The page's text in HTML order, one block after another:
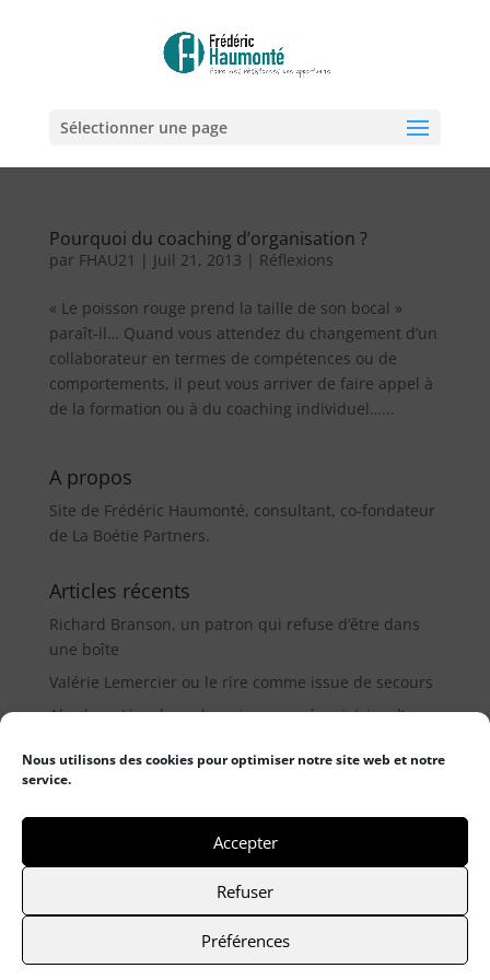
Nous utilisons des cookies pour optimiser notre site web et notre
service.
Accepter
Refuser
Préférences
Sélectionner une page
Pourquoi du coaching d’organisation ?
par FHAU21 | Juil 21, 2013 | Réflexions
« Le poisson rouge prend la taille de son bocal »
paraît-il… Quand vous attendez du changement d’un
collaborateur en termes de compétences ou de
comportements, il peut vous arriver de faire appel à
de la formation ou à du coaching individuel…...
A propos
Site de Frédéric Haumonté, consultant, co-fondateur
de La Boétie Partners.
Articles récents
Richard Branson, un patron qui refuse d’être dans
une boîte
Valérie Lemercier ou le rire comme issue de secours
Abraham Lincoln ou la puissance négociatrice d’un
© 2021 Frederic Haumonté- Mentions légales
Politique de cookies